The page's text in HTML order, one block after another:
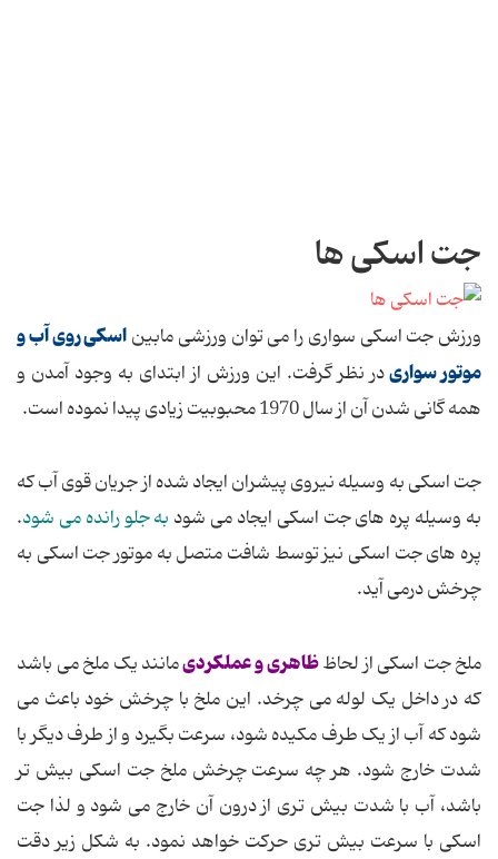
جت اسکی ها
ورزش جت اسکی سواری را می توان ورزشی مابیناسکی روی آب و
موتور سواریدر نظر گرفت. این ورزش از ابتدای به وجود آمدن و
همه گانی شدن آن از سال 1970 محبوبیت زیادی پیدا نموده است.
جت اسکی به وسیله نیروی پیشران ایجاد شده از جریان قوی آب که
به وسیله پره های جت اسکی ایجاد می شود به جلو رانده می شود.
پره های جت اسکی نیز توسط شافت متصل به موتور جت اسکی به
چرخش درمی آید.
ملخ جت اسکی از لحاظظاهری و عملکردیمانند یک ملخ می باشد
که در داخل یک لوله می چرخد. این ملخ با چرخش خود باعث می
شود که آب از یک طرف مکیده شود، سرعت بگیرد و از طرف دیگر با
شدت خارج شود. هر چه سرعت چرخش ملخ جت اسکی بیش تر
باشد، آب با شدت بیش تری از درون آن خارج می شود و لذا جت
اسکی با سرعت بیش تری حرکت خواهد نمود. به شکل زیر دقت